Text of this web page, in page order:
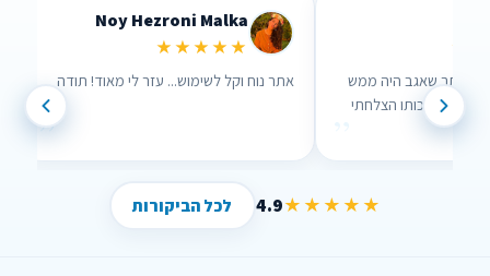
Lidor Levi
★★★★★
ערכתי השוואה דרך האתר שאגב היה ממש
נוח לשימוש וממש עזר לי , בזכותו הצלחתי
”
שבאמת אכפת להם!
★★★★★
4.9 לכל הביקורות